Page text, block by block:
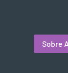
Sobre